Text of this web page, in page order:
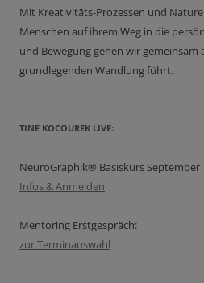
Mit Kreativitäts-Prozessen und
Menschen auf ihrem Weg in die
und Bewegung gehen wir gemeinsam
grundlegenden Wandlung führt.
TINE KOCOUREK LIVE:
NeuroGraphik® Basiskurs September
Infos & Anmelden
Mentoring Erstgespräch:
zur Terminauswahl